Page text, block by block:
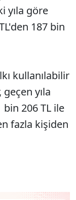
yıla göre
187 bin
kullanılabilir
yıla
206 TL ile
fazla kişiden